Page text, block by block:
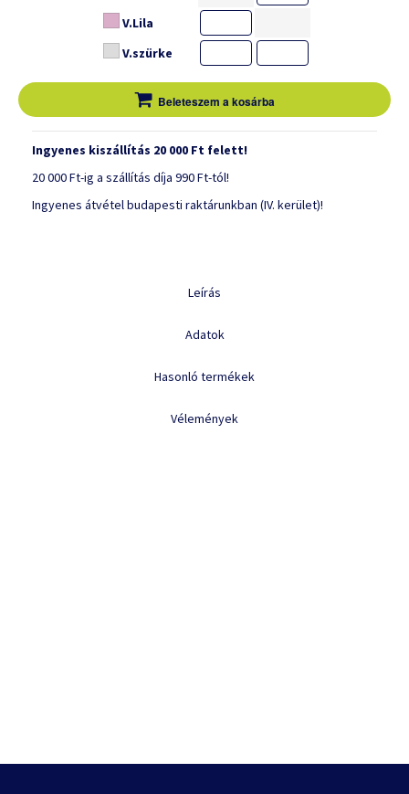
V.Lila
V.szürke
Beleteszem a kosárba
Ingyenes kiszállítás 20 000 Ft felett!
20 000 Ft-ig a szállítás díja 990 Ft-tól!
Ingyenes átvétel budapesti raktárunkban (IV. kerület)!
Leírás
Adatok
Hasonló termékek
Vélemények